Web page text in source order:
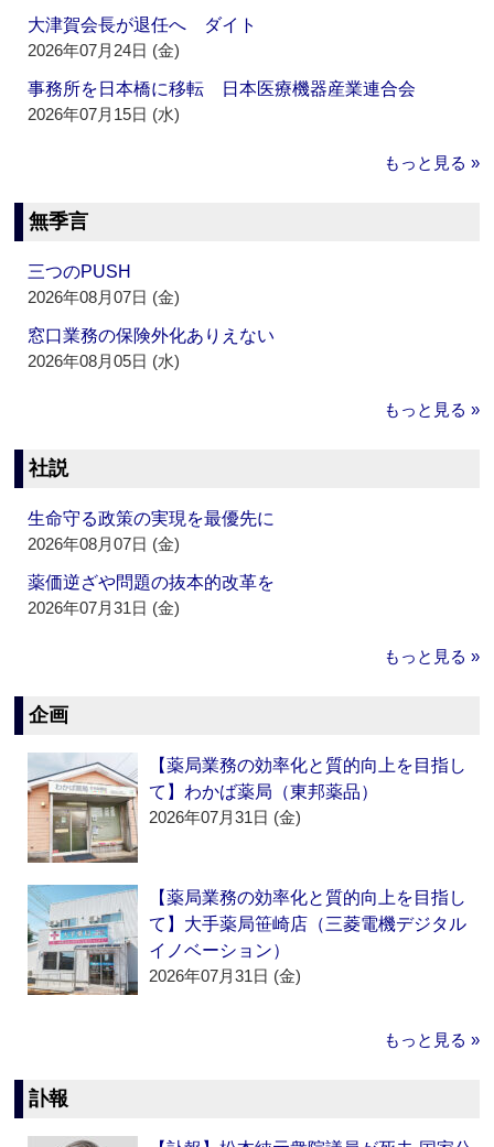
大津賀会長が退任へ ダイト
2026年07月24日 (金)
事務所を日本橋に移転 日本医療機器産業連合会
2026年07月15日 (水)
もっと見る »
無季言
三つのPUSH
2026年08月07日 (金)
窓口業務の保険外化ありえない
2026年08月05日 (水)
もっと見る »
社説
生命守る政策の実現を最優先に
2026年08月07日 (金)
薬価逆ざや問題の抜本的改革を
2026年07月31日 (金)
もっと見る »
企画
【薬局業務の効率化と質的向上を目指し
て】わかば薬局（東邦薬品）
2026年07月31日 (金)
【薬局業務の効率化と質的向上を目指し
て】大手薬局笹崎店（三菱電機デジタル
イノベーション）
2026年07月31日 (金)
もっと見る »
訃報